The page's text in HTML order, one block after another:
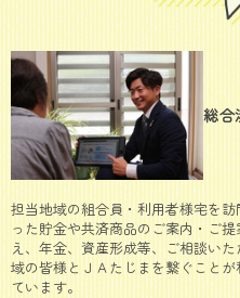
総合
担当地域の組合員・利用者様宅を
った貯金や共済商品のご案内・ご
え、年金、資産形成等、ご相談い
域の皆様とＪＡたじまを繋ぐこと
ています。